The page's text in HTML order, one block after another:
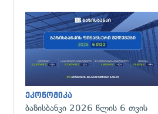
ეკონომიკა
ბაზისბანკი 2026 წლის 6 თვის